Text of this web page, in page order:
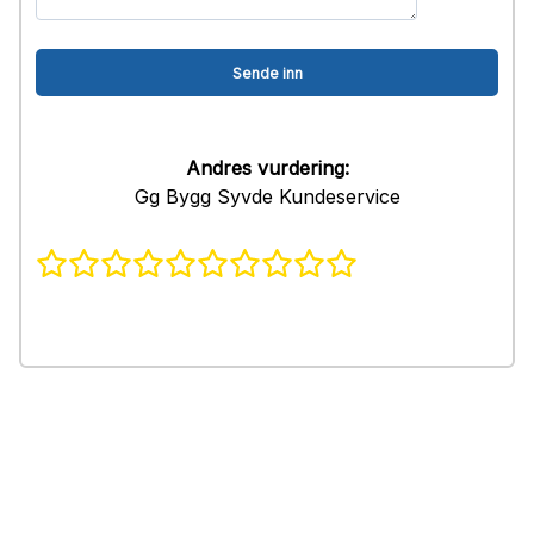
Andres vurdering:
Gg Bygg Syvde Kundeservice